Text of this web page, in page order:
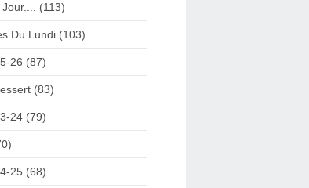
(113)
Du Lundi (103)
26 (87)
(83)
24 (79)
25 (68)